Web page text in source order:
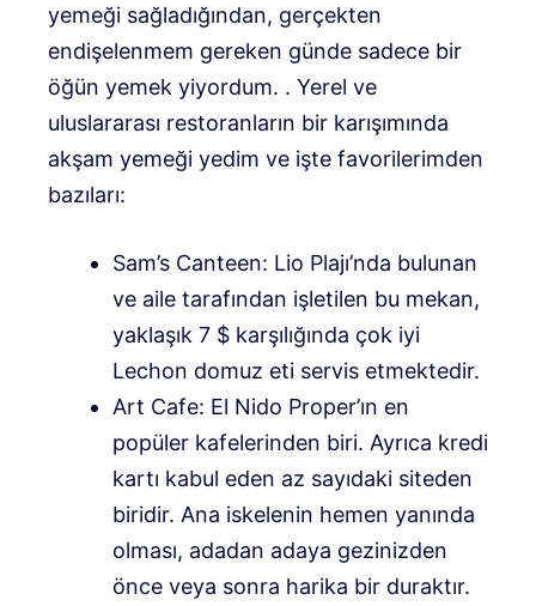
yemeği sağladığından, gerçekten
endişelenmem gereken günde sadece bir
öğün yemek yiyordum. . Yerel ve
uluslararası restoranların bir karışımında
akşam yemeği yedim ve işte favorilerimden
bazıları:
Sam’s Canteen: Lio Plajı’nda bulunan
ve aile tarafından işletilen bu mekan,
yaklaşık 7 $ karşılığında çok iyi
Lechon domuz eti servis etmektedir.
Art Cafe: El Nido Proper’ın en
popüler kafelerinden biri. Ayrıca kredi
kartı kabul eden az sayıdaki siteden
biridir. Ana iskelenin hemen yanında
olması, adadan adaya gezinizden
önce veya sonra harika bir duraktır.